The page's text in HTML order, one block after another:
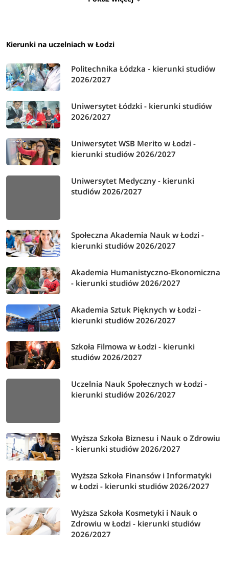
musical, na które aplikowało 140 osób
zgłoszenia),fortepian(37 zgłoszeń)
Kierunki na uczelniach w Łodzi
Politechnika Łódzka - kierunki studiów
2026/2027
Uniwersytet Łódzki - kierunki studiów
2026/2027
Uniwersytet WSB Merito w Łodzi -
kierunki studiów 2026/2027
Uniwersytet Medyczny - kierunki
studiów 2026/2027
Społeczna Akademia Nauk w Łodzi -
kierunki studiów 2026/2027
Akademia Humanistyczno-Ekonomiczna
- kierunki studiów 2026/2027
Akademia Sztuk Pięknych w Łodzi -
kierunki studiów 2026/2027
Szkoła Filmowa w Łodzi - kierunki
studiów 2026/2027
Uczelnia Nauk Społecznych w Łodzi -
kierunki studiów 2026/2027
Wyższa Szkoła Biznesu i Nauk o Zdrowiu
- kierunki studiów 2026/2027
Wyższa Szkoła Finansów i Informatyki
w Łodzi - kierunki studiów 2026/2027
Wyższa Szkoła Kosmetyki i Nauk o
Zdrowiu w Łodzi - kierunki studiów
2026/2027